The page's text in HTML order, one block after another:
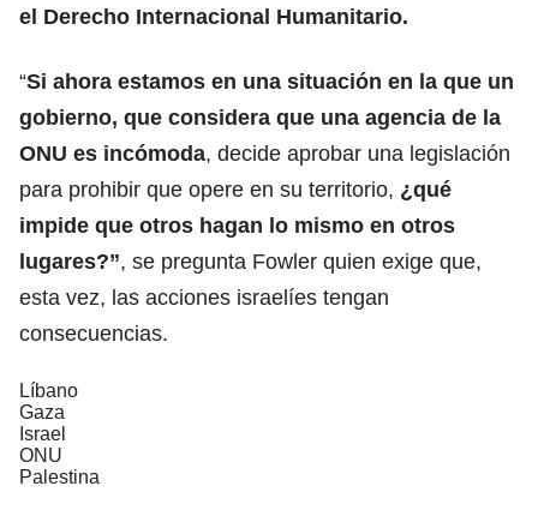
el Derecho Internacional Humanitario.
“Si ahora estamos en una situación en la que un
gobierno, que considera que una agencia de la
ONU es incómoda, decide aprobar una legislación
para prohibir que opere en su territorio, ¿qué
impide que otros hagan lo mismo en otros
lugares?”, se pregunta Fowler quien exige que,
esta vez, las acciones israelíes tengan
consecuencias.
Líbano
Gaza
Israel
ONU
Palestina